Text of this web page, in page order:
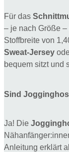
Für das
– je nach Größe –
Stoffbreite von
Sweat-Jersey
bequem sitzt und
Sind
Ja! Die
Anleitung erklärt